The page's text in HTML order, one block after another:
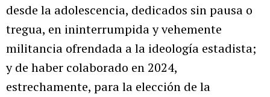
desde la adolescencia, dedicados sin pausa o
tregua, en ininterrumpida y vehemente
militancia ofrendada a la ideología estadista;
y de haber colaborado en 2024,
estrechamente, para la elección de la